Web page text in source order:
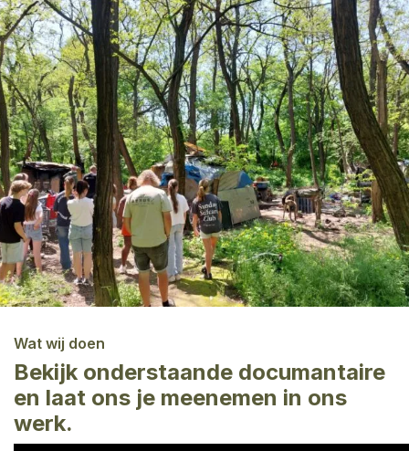
Wat wij doen
Bekijk onderstaande documantaire
en laat ons je meenemen in ons
werk.